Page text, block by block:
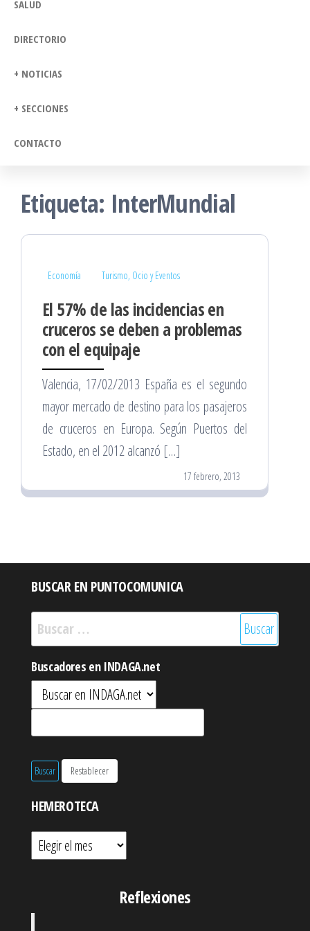
SALUD
DIRECTORIO
+ NOTICIAS
+ SECCIONES
CONTACTO
Etiqueta: InterMundial
Economía Turismo, Ocio y Eventos
El 57% de las incidencias en
cruceros se deben a problemas
con el equipaje
Valencia, 17/02/2013 España es el segundo
mayor mercado de destino para los pasajeros
de cruceros en Europa. Según Puertos del
Estado, en el 2012 alcanzó […]
17 febrero, 2013
BUSCAR EN PUNTOCOMUNICA
Buscar:
Buscadores en INDAGA.net
HEMEROTECA
Hemeroteca
Reflexiones